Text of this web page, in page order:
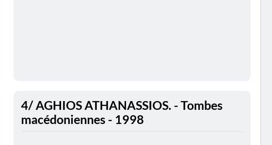
4/ AGHIOS ATHANASSIOS. - Tombes
macédoniennes - 1998